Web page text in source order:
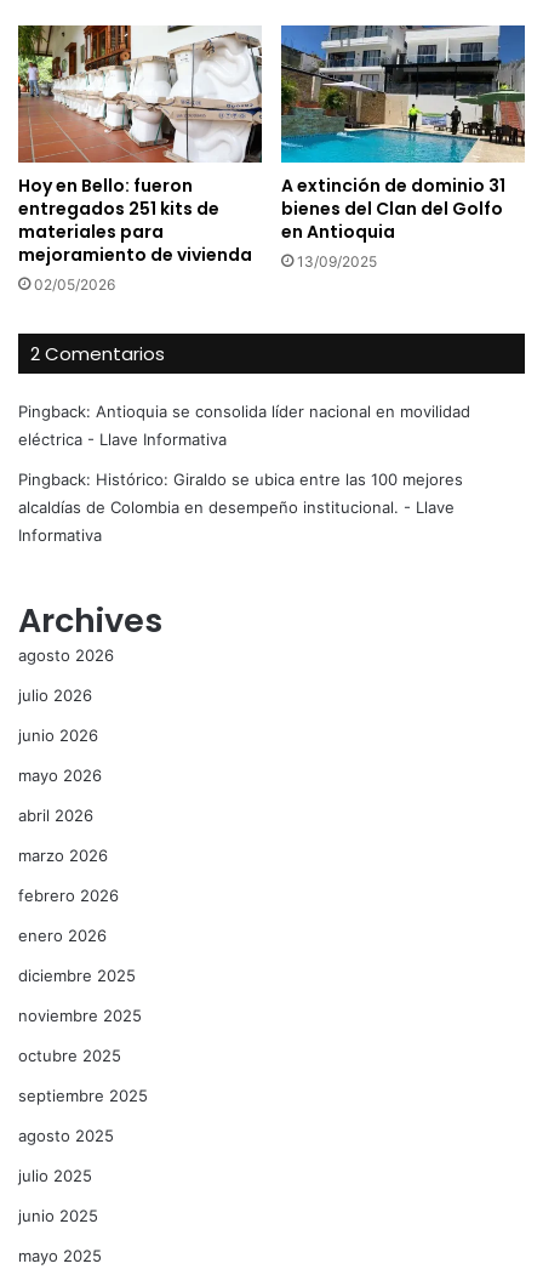
Hoy en Bello: fueron
entregados 251 kits de
materiales para
mejoramiento de vivienda
02/05/2026
A extinción de dominio 31
bienes del Clan del Golfo
en Antioquia
13/09/2025
2 Comentarios
Pingback: Antioquia se consolida líder nacional en movilidad
eléctrica - Llave Informativa
Pingback: Histórico: Giraldo se ubica entre las 100 mejores
alcaldías de Colombia en desempeño institucional. - Llave
Informativa
Archives
agosto 2026
julio 2026
junio 2026
mayo 2026
abril 2026
marzo 2026
febrero 2026
enero 2026
diciembre 2025
noviembre 2025
octubre 2025
septiembre 2025
agosto 2025
julio 2025
junio 2025
mayo 2025